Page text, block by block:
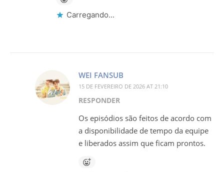
Carregando...
WEI FANSUB
15 DE FEVEREIRO DE 2026 AT 21:10
RESPONDER
Os episódios são feitos de acordo com
a disponibilidade de tempo da equipe
e liberados assim que ficam prontos.